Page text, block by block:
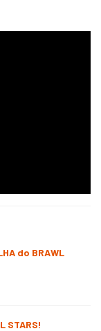
do BRAWL
STARS!